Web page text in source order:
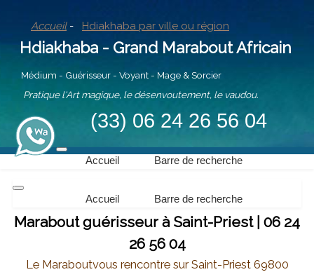
Accueil - Hdiakhaba par ville ou région
Hdiakhaba - Grand Marabout Africain
Médium - Guérisseur - Voyant - Mage & Sorcier
Pratique l'Art magique, le désenvoutement, le vaudou.
(33) 06 24 26 56 04
Accueil Barre de recherche
Accueil Barre de recherche
Marabout guérisseur à Saint-Priest | 06 24
26 56 04
Le Maraboutvous rencontre sur Saint-Priest 69800